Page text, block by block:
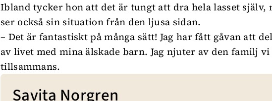
Ibland tycker hon att det är tungt att dra hela lasset själv,
ser också sin situation från den ljusa sidan.
– Det är fantastiskt på många sätt! Jag har fått gåvan att
av livet med mina älskade barn. Jag njuter av den familj
tillsammans.
Savita Norgren